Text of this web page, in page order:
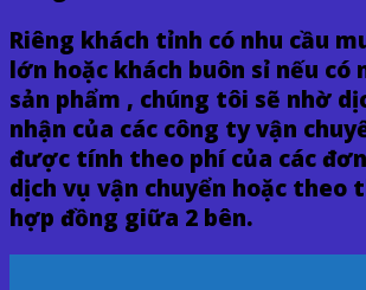
Riêng khách tỉnh có nhu cầu
lớn hoặc khách buôn sỉ nếu có
sản phẩm , chúng tôi sẽ nhờ
nhận của các công ty vận
được tính theo phí của các
dịch vụ vận chuyển hoặc theo
hợp đồng giữa 2 bên.